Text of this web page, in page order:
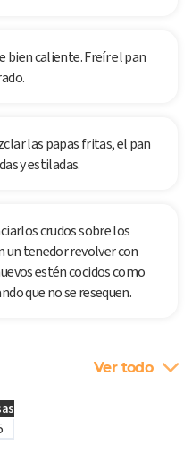
bien caliente. Freír el pan
las papas fritas, el pan
y estiladas.
crudos sobre los
un tenedor revolver con
estén cocidos como
que no se resequen.
Ver todo